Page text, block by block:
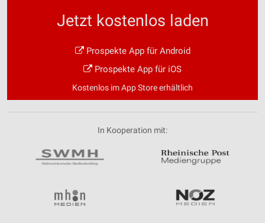
Jetzt kostenlos laden
Prospekte App für Android
Prospekte App für iOS
Kostenlos im App Store erhältlich
In Kooperation mit: